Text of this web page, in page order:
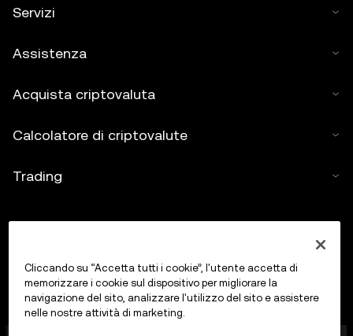
Servizi
Assistenza
Acquista criptovaluta
Calcolatore di criptovalute
Trading
Cliccando su “Accetta tutti i cookie”, l'utente accetta di
memorizzare i cookie sul dispositivo per migliorare la
navigazione del sito, analizzare l'utilizzo del sito e assistere
nelle nostre attività di marketing.